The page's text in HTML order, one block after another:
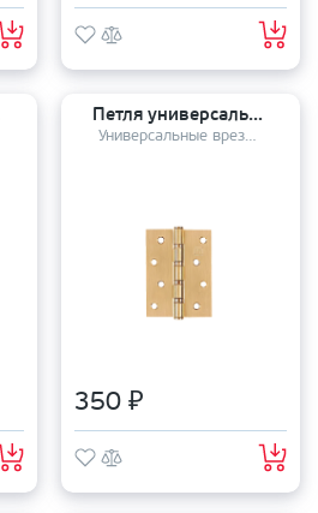
Петля универсальная FANTOM (100*75*2.5) Hinge 100-4BB FH 22K SANTIN
Универсальные врезные петли
350 ₽